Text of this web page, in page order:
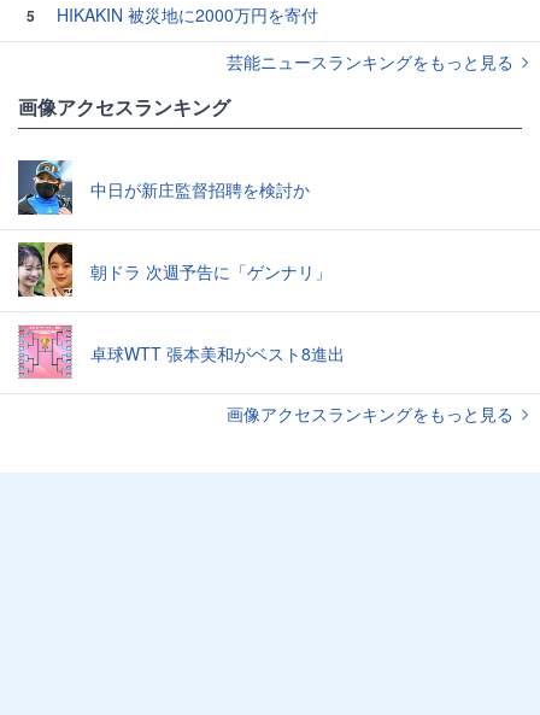
5
HIKAKIN 被災地に2000万円を寄付
芸能ニュースランキングをもっと見る
画像アクセスランキング
中日が新庄監督招聘を検討か
朝ドラ 次週予告に「ゲンナリ」
卓球WTT 張本美和がベスト8進出
画像アクセスランキングをもっと見る